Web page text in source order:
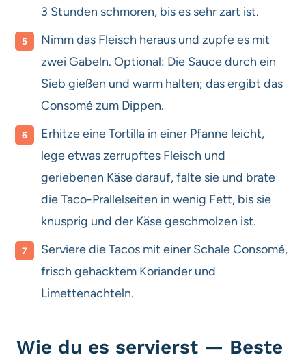
3 Stunden schmoren, bis es sehr zart ist.
Nimm das Fleisch heraus und zupfe es mit
zwei Gabeln. Optional: Die Sauce durch ein
Sieb gießen und warm halten; das ergibt das
Consomé zum Dippen.
Erhitze eine Tortilla in einer Pfanne leicht,
lege etwas zerrupftes Fleisch und
geriebenen Käse darauf, falte sie und brate
die Taco-Prallelseiten in wenig Fett, bis sie
knusprig und der Käse geschmolzen ist.
Serviere die Tacos mit einer Schale Consomé,
frisch gehacktem Koriander und
Limettenachteln.
Wie du es servierst — Beste